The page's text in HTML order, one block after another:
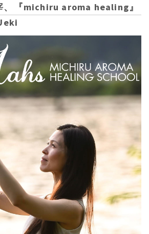
、『michiru aroma healing』